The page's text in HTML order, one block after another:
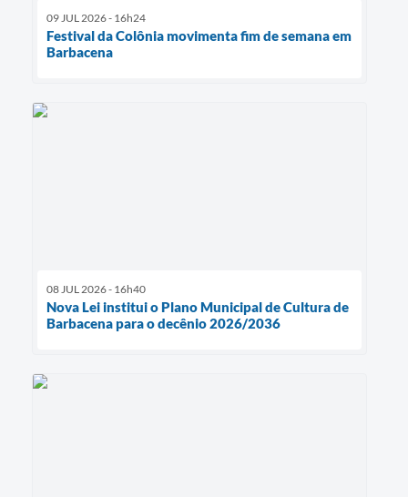
09 JUL 2026 - 16h24
Festival da Colônia movimenta fim de semana em
Barbacena
08 JUL 2026 - 16h40
Nova Lei institui o Plano Municipal de Cultura de
Barbacena para o decênio 2026/2036